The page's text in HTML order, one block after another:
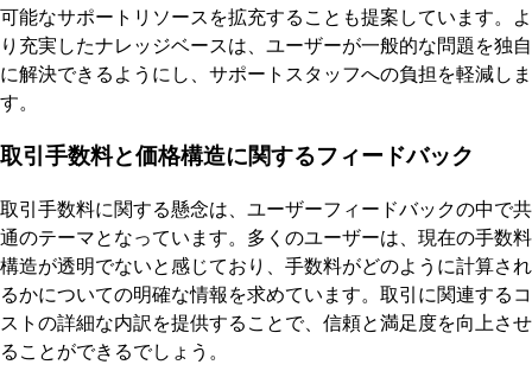
可能なサポートリソースを拡充することも提案しています。よ
り充実したナレッジベースは、ユーザーが一般的な問題を独自
に解決できるようにし、サポートスタッフへの負担を軽減しま
す。
取引手数料と価格構造に関するフィードバック
取引手数料に関する懸念は、ユーザーフィードバックの中で共
通のテーマとなっています。多くのユーザーは、現在の手数料
構造が透明でないと感じており、手数料がどのように計算され
るかについての明確な情報を求めています。取引に関連するコ
ストの詳細な内訳を提供することで、信頼と満足度を向上させ
ることができるでしょう。